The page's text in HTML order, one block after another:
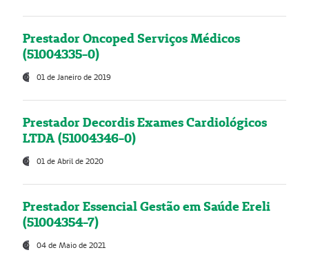
Prestador Oncoped Serviços Médicos
(51004335-0)
01 de Janeiro de 2019
Prestador Decordis Exames Cardiológicos
LTDA (51004346-0)
01 de Abril de 2020
Prestador Essencial Gestão em Saúde Ereli
(51004354-7)
04 de Maio de 2021